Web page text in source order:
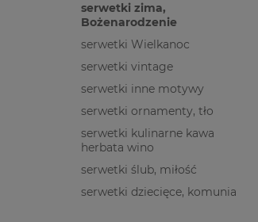
serwetki zima,
Bożenarodzenie
serwetki Wielkanoc
serwetki vintage
serwetki inne motywy
serwetki ornamenty, tło
serwetki kulinarne kawa
herbata wino
serwetki ślub, miłość
serwetki dziecięce, komunia